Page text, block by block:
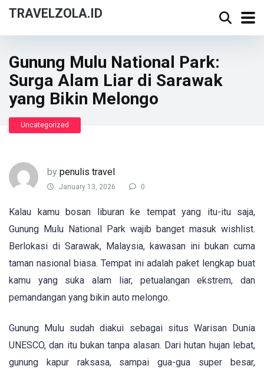
TRAVELZOLA.ID
Gunung Mulu National Park:
Surga Alam Liar di Sarawak
yang Bikin Melongo
Uncategorized
by penulis travel
January 13, 2026 0
Kalau kamu bosan liburan ke tempat yang itu-itu saja,
Gunung Mulu National Park wajib banget masuk wishlist.
Berlokasi di Sarawak, Malaysia, kawasan ini bukan cuma
taman nasional biasa. Tempat ini adalah paket lengkap buat
kamu yang suka alam liar, petualangan ekstrem, dan
pemandangan yang bikin auto melongo.
Gunung Mulu sudah diakui sebagai situs Warisan Dunia
UNESCO, dan itu bukan tanpa alasan. Dari hutan hujan lebat,
gunung kapur raksasa, sampai gua-gua super besar,